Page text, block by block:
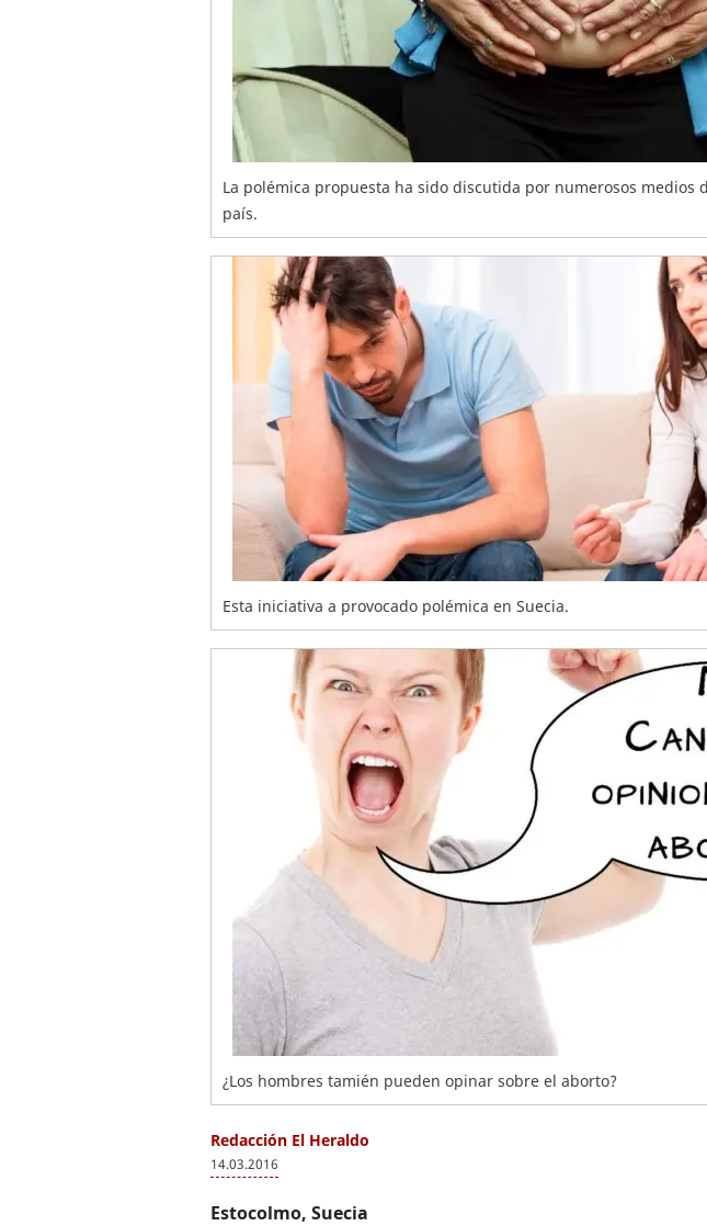
La polémica propuesta ha sido discutida por numerosos medios
país.
Esta iniciativa a provocado polémica en Suecia.
¿Los hombres tamién pueden opinar sobre el aborto?
Redacción El Heraldo
14.03.2016
Estocolmo, Suecia